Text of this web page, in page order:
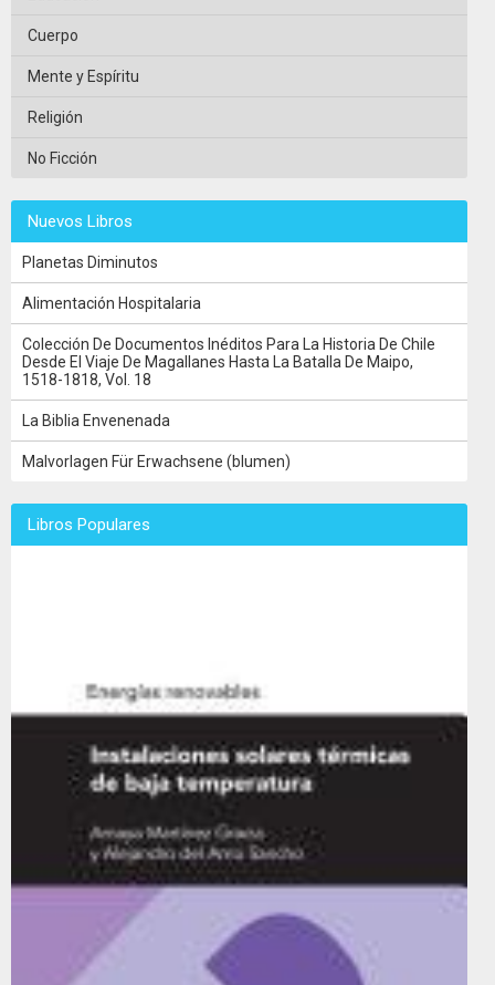
Cuerpo
Mente y Espíritu
Religión
No Ficción
Nuevos Libros
Planetas Diminutos
Alimentación Hospitalaria
Colección De Documentos Inéditos Para La Historia De Chile
Desde El Viaje De Magallanes Hasta La Batalla De Maipo,
1518-1818, Vol. 18
La Biblia Envenenada
Malvorlagen Für Erwachsene (blumen)
Libros Populares